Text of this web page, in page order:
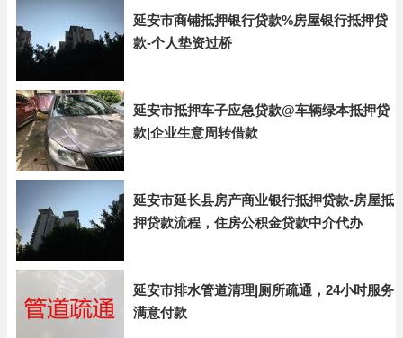
延安市商铺抵押银行贷款%房屋银行抵押贷
款-个人垫资过桥
延安市抵押车子应急贷款@车辆绿本抵押贷
款|企业生意周转借款
延安市延长县房产商业银行抵押贷款-房屋抵
押贷款流程，住房公积金贷款中介代办
延安市排水管道清理|厕所疏通，24小时服务
满意付款